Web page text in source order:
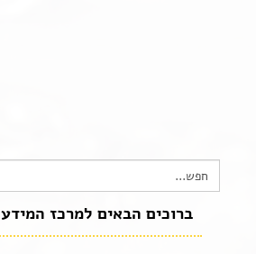
Search
for:
ברוכים הבאים למרכז המידע